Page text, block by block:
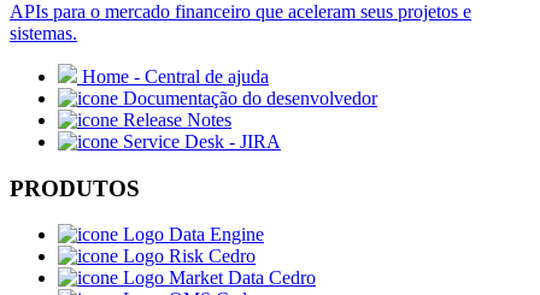
APIs para o mercado financeiro que aceleram seus projetos e
sistemas.
Home - Central de ajuda
Documentação do desenvolvedor
Release Notes
Service Desk - JIRA
PRODUTOS
Data Engine
Risk Cedro
Market Data Cedro